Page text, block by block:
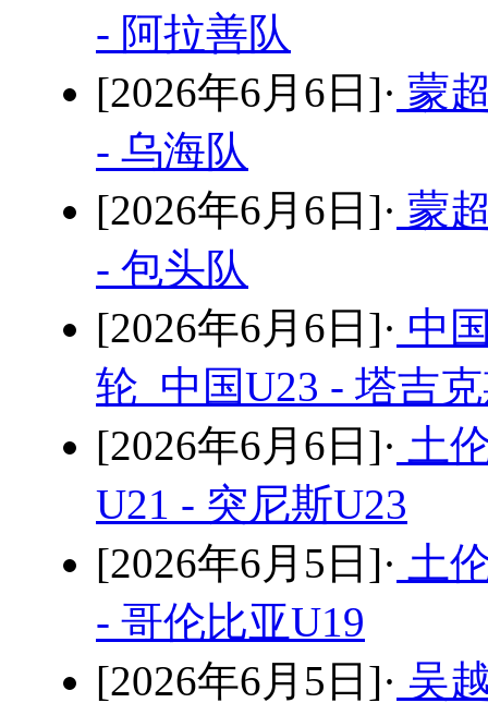
- 阿拉善队
[2026年6月6日]· 蒙
- 乌海队
[2026年6月6日]· 蒙
- 包头队
[2026年6月6日]· 中
轮 中国U23 - 塔吉
[2026年6月6日]· 土
U21 - 突尼斯U23
[2026年6月5日]· 土
- 哥伦比亚U19
[2026年6月5日]· 吴